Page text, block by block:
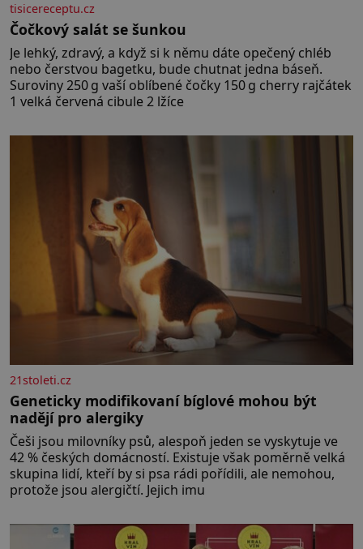
tisicereceptu.cz
Čočkový salát se šunkou
Je lehký, zdravý, a když si k němu dáte opečený chléb
nebo čerstvou bagetku, bude chutnat jedna báseň.
Suroviny 250 g vaší oblíbené čočky 150 g cherry rajčátek
1 velká červená cibule 2 lžíce
21stoleti.cz
Geneticky modifikovaní bíglové mohou být
nadějí pro alergiky
Češi jsou milovníky psů, alespoň jeden se vyskytuje ve
42 % českých domácností. Existuje však poměrně velká
skupina lidí, kteří by si psa rádi pořídili, ale nemohou,
protože jsou alergičtí. Jejich imu